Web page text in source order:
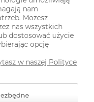
nam
Możesz
nas wszystkich
dostosować użycie
opcję
w naszej Polityce